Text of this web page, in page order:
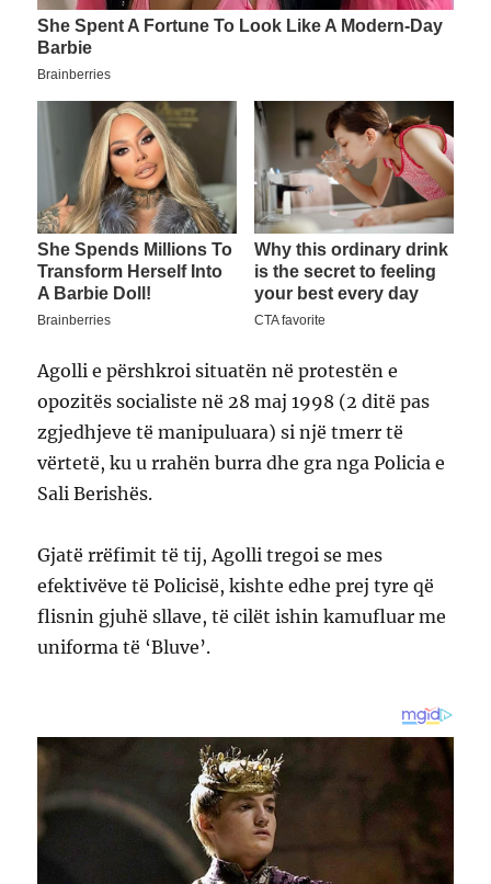
Agolli e përshkroi situatën në protestën e
opozitës socialiste në 28 maj 1998 (2 ditë pas
zgjedhjeve të manipuluara) si një tmerr të
vërtetë, ku u rrahën burra dhe gra nga Policia e
Sali Berishës.
Gjatë rrëfimit të tij, Agolli tregoi se mes
efektivëve të Policisë, kishte edhe prej tyre që
flisnin gjuhë sllave, të cilët ishin kamufluar me
uniforma të ‘Bluve’.